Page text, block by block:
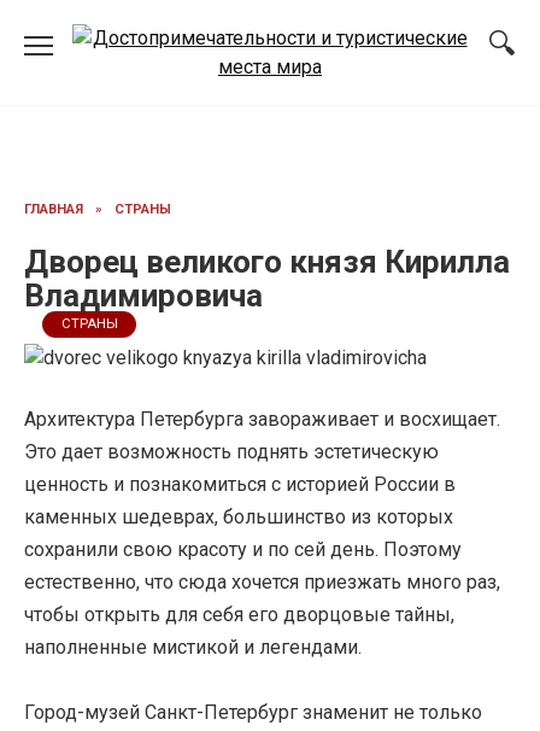
ГЛАВНАЯ » СТРАНЫ
Дворец великого князя Кирилла
Владимировича
СТРАНЫ
Архитектура Петербурга завораживает и восхищает.
Это дает возможность поднять эстетическую
ценность и познакомиться с историей России в
каменных шедеврах, большинство из которых
сохранили свою красоту и по сей день. Поэтому
естественно, что сюда хочется приезжать много раз,
чтобы открыть для себя его дворцовые тайны,
наполненные мистикой и легендами.
Город-музей Санкт-Петербург знаменит не только